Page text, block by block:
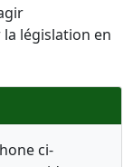
législation en
ci-